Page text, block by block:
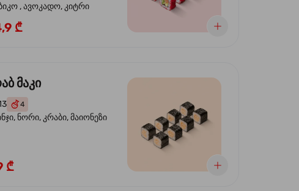
, ავოკადო, კიტრი
₾
მაკი
4
ნორი, კრაბი, მაიონეზი
₾